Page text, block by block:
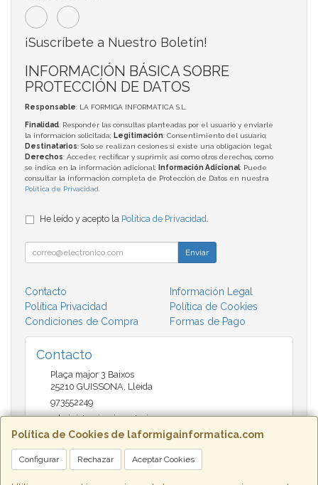
Política de Cookies de laformigainformatica.com
Configurar Rechazar Aceptar Cookies
¡Suscríbete a Nuestro Boletín!
INFORMACIÓN BÁSICA SOBRE
PROTECCIÓN DE DATOS
Responsable: LA FORMIGA INFORMATICA S.L.
Finalidad: Responder las consultas planteadas por el usuario y enviarle
la información solicitada; Legitimación: Consentimiento del usuario;
Destinatarios: Solo se realizan cesiones si existe una obligación legal;
Derechos: Acceder, rectificar y suprimir, así como otros derechos, como
se indica en la información adicional;
Información Adicional: Puede
consultar la información completa de Protección de Datos en nuestra
Política de Privacidad
He leído y acepto la Política de Privacidad
Enviar
Contacto
Información Legal
Política Privacidad
Política de Cookies
Condiciones de Compra
Formas de Pago
Contacto
Plaça major 3 Baixos
25210 GUISSONA Lleida
973552249
administracio@insectari.com
Horario